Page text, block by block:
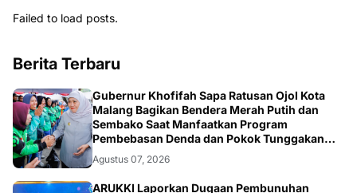
Failed to load posts.
Berita Terbaru
SOSIAL
Gubernur Khofifah Sapa Ratusan Ojol Kota
Malang Bagikan Bendera Merah Putih dan
Sembako Saat Manfaatkan Program
Pembebasan Denda dan Pokok Tunggakan
PKB
Agustus 07, 2026
ARUKKI Laporkan Dugaan Pembunuhan